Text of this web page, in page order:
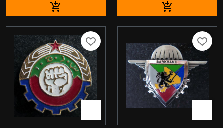
 
favorite_border favorite_border